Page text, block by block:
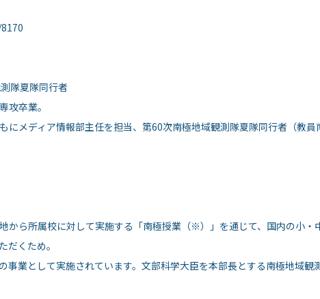
隊夏隊同行者
攻卒業。
メディア情報部主任を担当、第60次南極地域観測隊夏隊同行者（教
から所属校に対して実施する「南極授業（※）」を通じて、国内の小・
くため。
業として実施されています。文部科学大臣を本部長とする南極地域観